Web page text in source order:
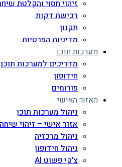
זיהוי חסוי והקלטת
רכישת דקות
תקנון
מדיניות הפרטיות
מערכות תוכן
מדריכים למערכות תוכן
חידופון
פורומים
האזור האישי
ניהול מערכות תוכן
אזור אישי – זיהוי
ניהול מרכזיה
ניהול חידופון
צ'קי פשוט AI